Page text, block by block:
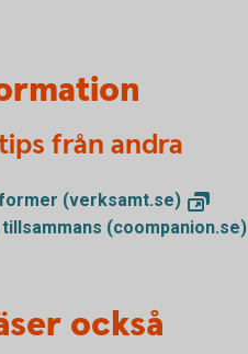
från andra
(verksamt.se)
(coompanion.se)
också